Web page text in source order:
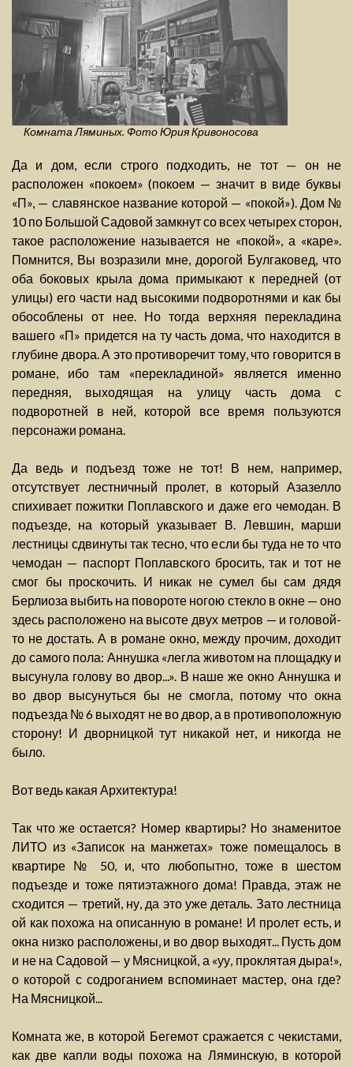
Комната Ляминых. Фото Юрия Кривоносова
Да и дом, если строго подходить, не тот — он не
расположен «покоем» (покоем — значит в виде буквы
«П», — славянское название которой — «покой»). Дом №
10 по Большой Садовой замкнут со всех четырех сторон,
такое расположение называется не «покой», а «каре».
Помнится, Вы возразили мне, дорогой Булгаковед, что
оба боковых крыла дома примыкают к передней (от
улицы) его части над высокими подворотнями и как бы
обособлены от нее. Но тогда верхняя перекладина
вашего «П» придется на ту часть дома, что находится в
глубине двора. А это противоречит тому, что говорится в
романе, ибо там «перекладиной» является именно
передняя, выходящая на улицу часть дома с
подворотней в ней, которой все время пользуются
персонажи романа.
Да ведь и подъезд тоже не тот! В нем, например,
отсутствует лестничный пролет, в который Азазелло
спихивает пожитки Поплавского и даже его чемодан. В
подъезде, на который указывает В. Левшин, марши
лестницы сдвинуты так тесно, что если бы туда не то что
чемодан — паспорт Поплавского бросить, так и тот не
смог бы проскочить. И никак не сумел бы сам дядя
Берлиоза выбить на повороте ногою стекло в окне — оно
здесь расположено на высоте двух метров — и головой-
то не достать. А в романе окно, между прочим, доходит
до самого пола: Аннушка «легла животом на площадку и
высунула голову во двор...». В наше же окно Аннушка и
во двор высунуться бы не смогла, потому что окна
подъезда № 6 выходят не во двор, а в противоположную
сторону! И дворницкой тут никакой нет, и никогда не
было.
Вот ведь какая Архитектура!
Так что же остается? Номер квартиры? Но знаменитое
ЛИТО из «Записок на манжетах» тоже помещалось в
квартире № 50, и, что любопытно, тоже в шестом
подъезде и тоже пятиэтажного дома! Правда, этаж не
сходится — третий, ну, да это уже деталь. Зато лестница
ой как похожа на описанную в романе! И пролет есть, и
окна низко расположены, и во двор выходят... Пусть дом
и не на Садовой — у Мясницкой, а «уу, проклятая дыра!»,
о которой с содроганием вспоминает мастер, она где?
На Мясницкой...
Комната же, в которой Бегемот сражается с чекистами,
как две капли воды похожа на Ляминскую, в которой